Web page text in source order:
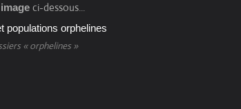
ci-dessous...
« orphelines »